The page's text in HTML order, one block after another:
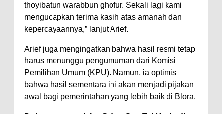
thoyibatun warabbun ghofur. Sekali lagi kami
mengucapkan terima kasih atas amanah dan
kepercayaannya,” lanjut Arief.
Arief juga mengingatkan bahwa hasil resmi tetap
harus menunggu pengumuman dari Komisi
Pemilihan Umum (KPU). Namun, ia optimis
bahwa hasil sementara ini akan menjadi pijakan
awal bagi pemerintahan yang lebih baik di Blora.